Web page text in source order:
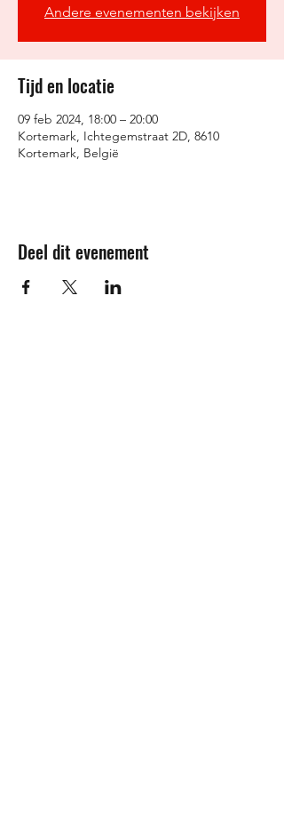
Andere evenementen bekijken
Tijd en locatie
09 feb 2024, 18:00 – 20:00
Kortemark, Ichtegemstraat 2D, 8610
Kortemark, België
Deel dit evenement